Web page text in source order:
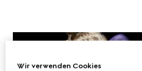
Wir verwenden Cookies